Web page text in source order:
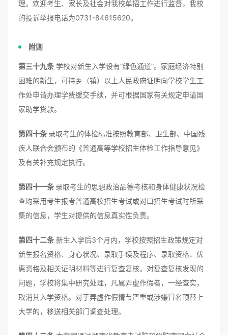
理。欢迎考生、家长及社会对我校单招工作进行监督，我校
的投诉举报电话为0731-84615620。
附则
第三十九条 学校对新生入学设有“绿色通道”。家庭经济特别
困难的新生，可持乡（镇）以上人民政府证明向学校学生工
作处申请办理学费缓交手续，并可根据国家有关规定申请国
家助学贷款。
第四十条 录取考生的体检标准按照教育部、卫生部、中国残
疾人联合会颁布的《普通高等学校招生体检工作指导意见》
及有关补充规定执行。
第四十一条 录取考生的思想政治品德考核和身体健康状况检
查均采用考生报考普通高校招生考试或对口招生考试时所采
集的信息，学生对提供的信息真实性负责。
第四十二条 新生入学后3个月内，学校按照招生政策规定对
新生报名资格、身心状况、录取手续及程序、录取资格、优
惠资格及相关证明材料等进行复查复核。对复查复核发现的
问题，学校将集中研究处理，凡属弄虚作假者，一经查实，
取消其入学资格。对于弄虚作假情节严重或涉嫌冒名顶替上
大学的，移送相关部门调查处理。